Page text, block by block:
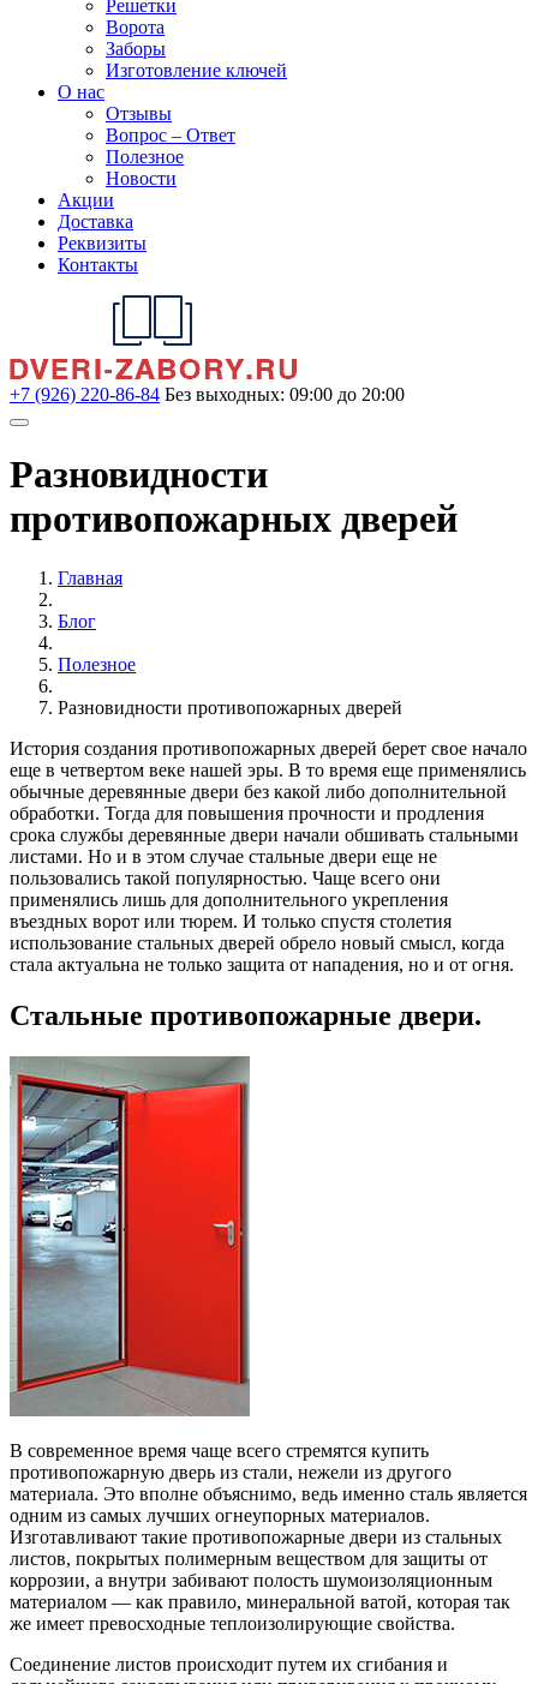
Решетки
Ворота
Заборы
Изготовление ключей
О нас
Отзывы
Вопрос – Ответ
Полезное
Новости
Акции
Доставка
Реквизиты
Контакты
+7 (926) 220-86-84 Без выходных: 09:00 до 20:00
Разновидности
противопожарных дверей
Главная
Блог
Полезное
Разновидности противопожарных дверей
История создания противопожарных дверей берет свое начало
еще в четвертом веке нашей эры. В то время еще применялись
обычные деревянные двери без какой либо дополнительной
обработки. Тогда для повышения прочности и продления
срока службы деревянные двери начали обшивать стальными
листами. Но и в этом случае стальные двери еще не
пользовались такой популярностью. Чаще всего они
применялись лишь для дополнительного укрепления
въездных ворот или тюрем. И только спустя столетия
использование стальных дверей обрело новый смысл, когда
стала актуальна не только защита от нападения, но и от огня.
Стальные противопожарные двери.
В современное время чаще всего стремятся купить
противопожарную дверь из стали, нежели из другого
материала. Это вполне объяснимо, ведь именно сталь является
одним из самых лучших огнеупорных материалов.
Изготавливают такие противопожарные двери из стальных
листов, покрытых полимерным веществом для защиты от
коррозии, а внутри забивают полость шумоизоляционным
материалом — как правило, минеральной ватой, которая так
же имеет превосходные теплоизолирующие свойства.
Соединение листов происходит путем их сгибания и